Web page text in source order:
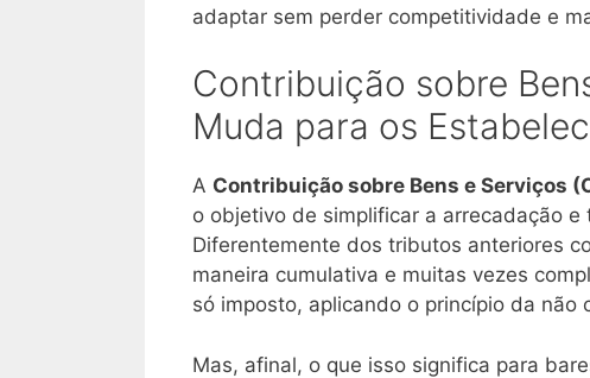
adaptar sem perder competitividade e
Contribuição sobre
Muda para os
A Contribuição sobre Bens e Serviços
o objetivo de simplificar a arrecadação
Diferentemente dos tributos anteriores
maneira cumulativa e muitas vezes
só imposto, aplicando o princípio da
Mas, afinal, o que isso significa para